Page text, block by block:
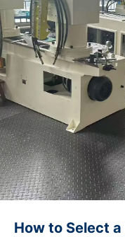
How to Select